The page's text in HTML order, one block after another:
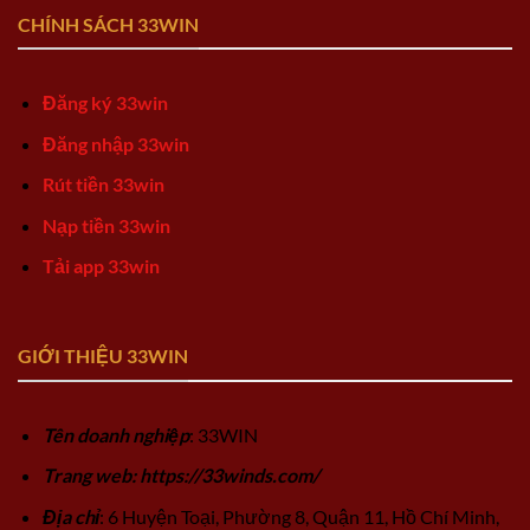
CHÍNH SÁCH 33WIN
Đăng ký 33win
Đăng nhập 33win
Rút tiền 33win
Nạp tiền 33win
Tải app 33win
GIỚI THIỆU 33WIN
Tên doanh nghiệp: 33WIN
Trang web: https://33winds.com/
Địa chỉ: 6 Huyện Toại, Phường 8, Quận 11, Hồ Chí Minh,